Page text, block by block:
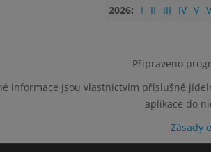
2026:
I II III IV V
Připraveno
informace jsou vlastnictvím příslušné
aplikace do
Zásady